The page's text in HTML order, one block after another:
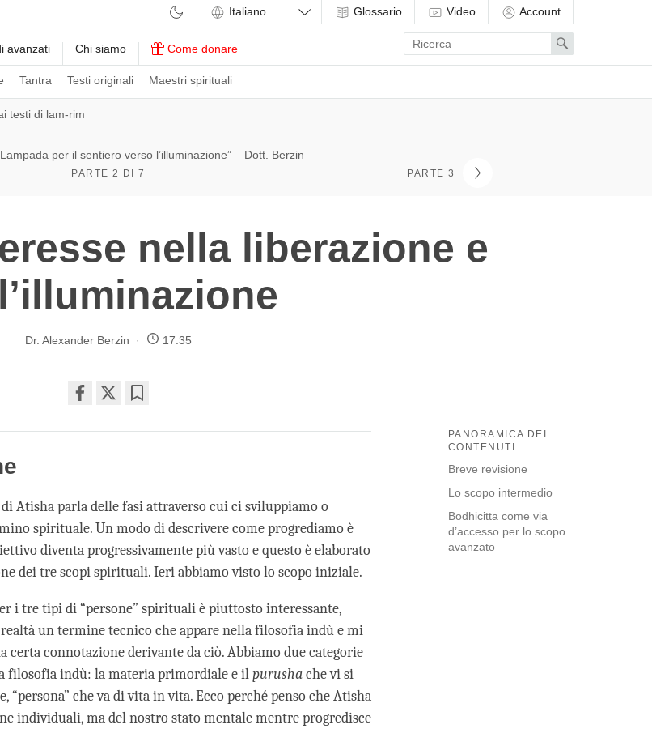
Tantra Testi originali Maestri spirituali
avanzati Chi siamo Come donare
Glossario Video Account
Enter
search
term
Search
testi di lam-rim
per il sentiero verso l’illuminazione” – Dott. Berzin
PARTE 2 DI 7 PARTE 3
nella liberazione e
Dr. Alexander Berzin 17:35
on
PANORAMICA DEI
CONTENUTI
Breve revisione
Lo scopo intermedio
Bodhicitta come via
d’accesso per lo scopo
avanzato
Atisha parla delle fasi attraverso cui ci sviluppiamo o
spirituale. Un modo di descrivere come progrediamo è
diventa progressivamente più vasto e questo è elaborato
dei tre scopi spirituali. Ieri abbiamo visto lo scopo iniziale.
i tre tipi di “persone” spirituali è piuttosto interessante,
un termine tecnico che appare nella filosofia indù e mi
certa connotazione derivante da ciò. Abbiamo due categorie
filosofia indù: la materia primordiale e ilpurushache vi si
“persona” che va di vita in vita. Ecco perché penso che Atisha
individuali, ma del nostro stato mentale mentre progredisce